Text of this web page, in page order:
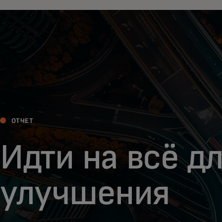
ОТЧЕТ
Идти на всё
улучшения